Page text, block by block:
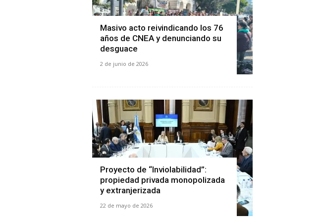
Masivo acto reivindicando los 76
años de CNEA y denunciando su
desguace
2 de junio de 2026
Proyecto de “Inviolabilidad”:
propiedad privada monopolizada
y extranjerizada
22 de mayo de 2026